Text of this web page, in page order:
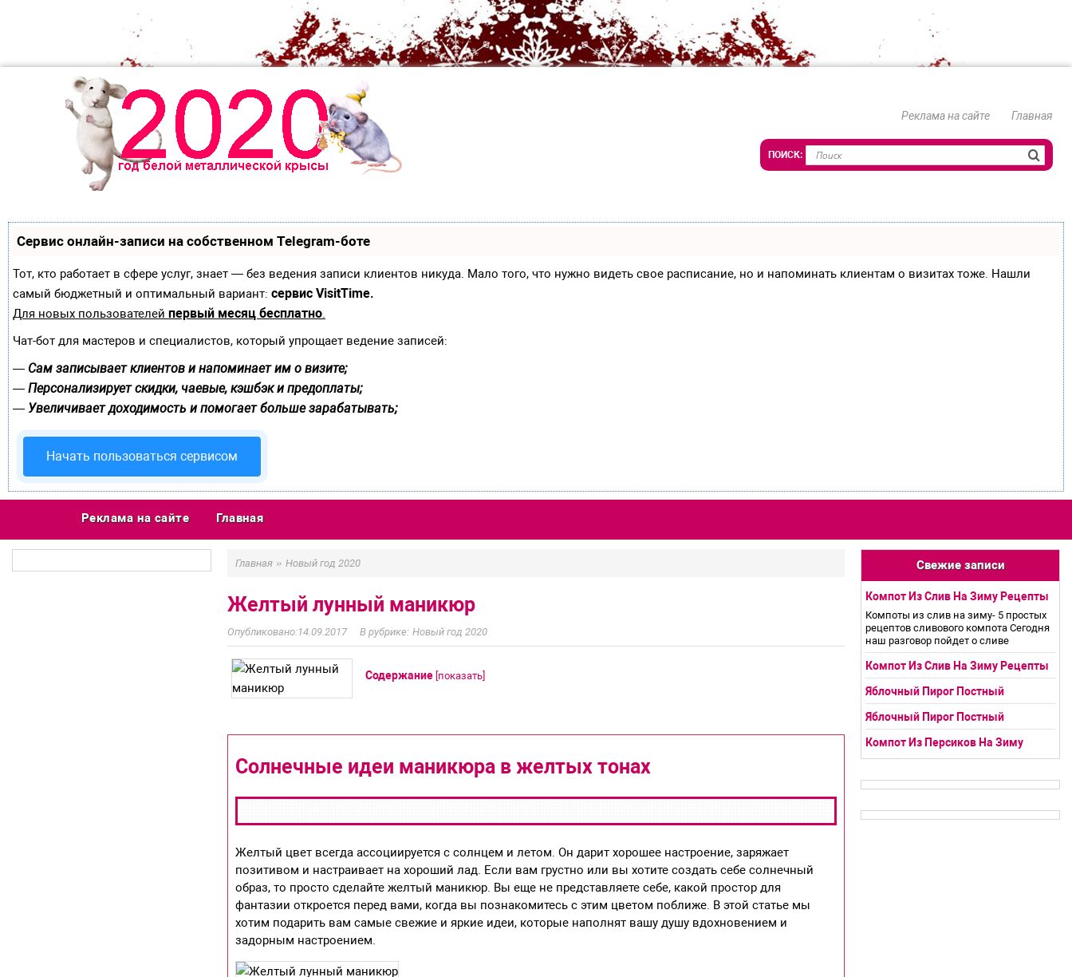
Реклама на сайте Главная
Сервис онлайн-записи на собственном Telegram-боте
Тот, кто работает в сфере услуг, знает — без ведения записи клиентов никуда. Мало того, что нужно видеть свое расписание, но и напоминать клиентам о визитах тоже. Нашли
самый бюджетный и оптимальный вариант: сервис VisitTime.
Для новых пользователей первый месяц бесплатно.
Чат-бот для мастеров и специалистов, который упрощает ведение записей:
— Сам записывает клиентов и напоминает им о визите;
— Персонализирует скидки, чаевые, кэшбэк и предоплаты;
— Увеличивает доходимость и помогает больше зарабатывать;
Начать пользоваться сервисом
Реклама на сайте Главная
Главная » Новый год 2020
Желтый лунный маникюр
14.09.2017 Новый год 2020
Содержание [показать]
Солнечные идеи маникюра в желтых тонах
Желтый цвет всегда ассоциируется с солнцем и летом. Он дарит хорошее настроение, заряжает
позитивом и настраивает на хороший лад. Если вам грустно или вы хотите создать себе солнечный
образ, то просто сделайте желтый маникюр. Вы еще не представляете себе, какой простор для
фантазии откроется перед вами, когда вы познакомитесь с этим цветом поближе. В этой статье мы
хотим подарить вам самые свежие и яркие идеи, которые наполнят вашу душу вдохновением и
задорным настроением.
Свежие записи
Компот Из Слив На Зиму Рецепты
Компоты из слив на зиму- 5 простых
рецептов сливового компота Сегодня
наш разговор пойдет о сливе
Компот Из Слив На Зиму Рецепты
Яблочный Пирог Постный
Яблочный Пирог Постный
Компот Из Персиков На Зиму